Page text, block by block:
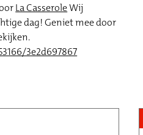
La CasseroleWij
dag! Geniet mee door
3e2d697867